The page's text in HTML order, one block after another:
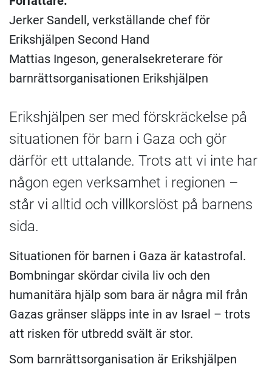
Jerker Sandell, verkställande chef för
Erikshjälpen Second Hand
Mattias Ingeson, generalsekreterare för
barnrättsorganisationen Erikshjälpen
Erikshjälpen ser med förskräckelse på
situationen för barn i Gaza och gör
därför ett uttalande. Trots att vi inte har
någon egen verksamhet i regionen –
står vi alltid och villkorslöst på barnens
sida.
Situationen för barnen i Gaza är katastrofal.
Bombningar skördar civila liv och den
humanitära hjälp som bara är några mil från
Gazas gränser släpps inte in av Israel – trots
att risken för utbredd svält är stor.
Som barnrättsorganisation är Erikshjälpen